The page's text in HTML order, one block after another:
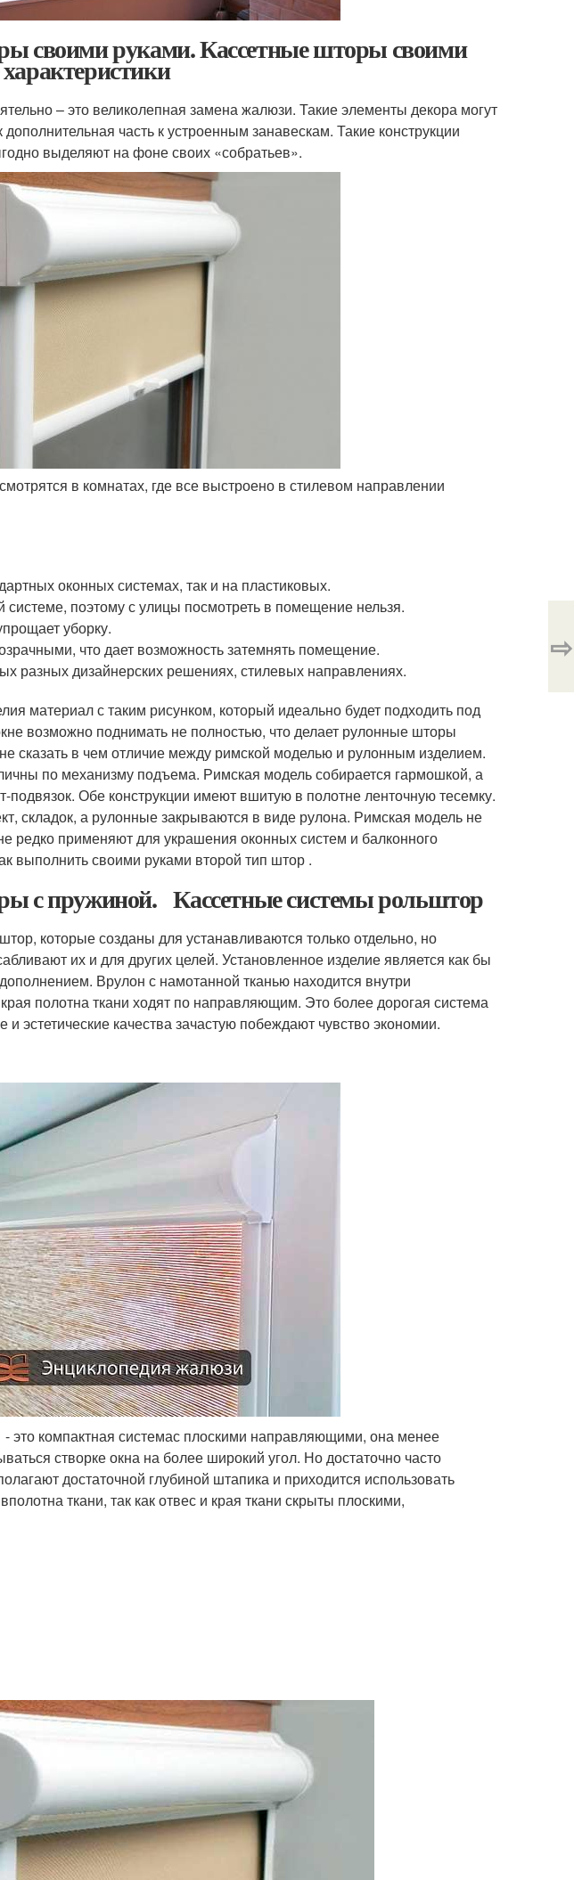
своими руками. Кассетные шторы своими
– это великолепная замена жалюзи. Такие элементы декора могут
часть к устроенным занавескам. Такие конструкции
выделяют на фоне своих «собратьев».
в комнатах, где все выстроено в стилевом направлении
оконных системах, так и на пластиковых.
системе, поэтому с улицы посмотреть в помещение нельзя.
уборку.
что дает возможность затемнять помещение.
разных дизайнерских решениях, стилевых направлениях.
материал с таким рисунком, который идеально будет подходить под
возможно поднимать не полностью, что делает рулонные шторы
сказать в чем отличие между римской моделью и рулонным изделием.
по механизму подъема. Римская модель собирается гармошкой, а
Обе конструкции имеют вшитую в полотне ленточную тесемку.
складок, а рулонные закрываются в виде рулона. Римская модель не
редко применяют для украшения оконных систем и балконного
выполнить своими руками второй тип штор .
с пружиной. Кассетные системы рольштор
которые созданы для устанавливаются только отдельно, но
их и для других целей. Установленное изделие является как бы
Врулон с намотанной тканью находится внутри
полотна ткани ходят по направляющим. Это более дорогая система
эстетические качества зачастую побеждают чувство экономии.
компактная системас плоскими направляющими, она менее
створке окна на более широкий угол. Но достаточно часто
достаточной глубиной штапика и приходится использовать
ткани, так как отвес и края ткани скрыты плоскими,
⇨